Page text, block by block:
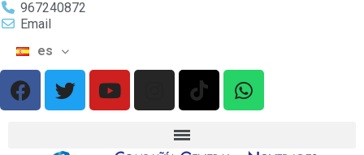
967240872
Email
es